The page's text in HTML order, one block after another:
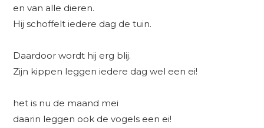
en van alle dieren.
Hij schoffelt iedere dag de tuin.
Daardoor wordt hij erg blij.
Zijn kippen leggen iedere dag wel een ei!
het is nu de maand mei
daarin leggen ook de vogels een ei!